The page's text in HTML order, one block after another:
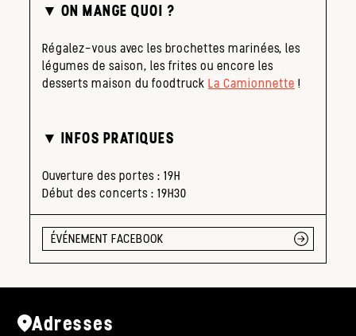
▼ ON MANGE QUOI ?
Régalez-vous avec les brochettes marinées, les
légumes de saison, les frites ou encore les
desserts maison du foodtruck La Camionnette !
▼ INFOS PRATIQUES
Ouverture des portes : 19H
Début des concerts : 19H30
ÉVÉNEMENT FACEBOOK
Adresses